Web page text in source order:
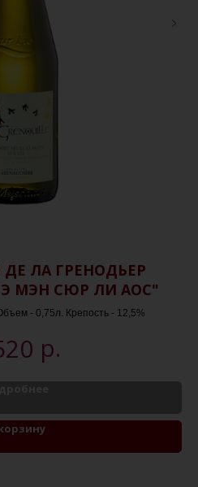
ЛА ГРЕНОДЬЕР
МЭН СЮР ЛИ АОС"
- 0,75л. Крепость - 12,5%
р.